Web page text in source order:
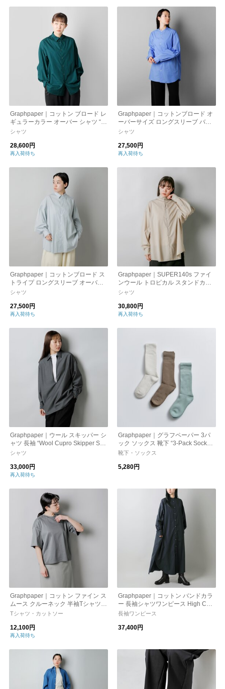
Graphpaper｜コットン ブロード レ
ギュラーカラー オーバー シャツ “Br
oad L/S Oversized Regular Collar
シャツ
28,600円
再入荷待ち
Graphpaper｜コットンブロード オ
ーバーサイズ ロングスリーブ バン
ドカラー シャツ gl231-50087b-c-kk
シャツ
27,500円
再入荷待ち
Graphpaper｜コットンブロード ス
トライプ ロングスリーブ オーバー
サイズ レギュラーカラー シャツ gl
シャツ
27,500円
再入荷待ち
Graphpaper｜SUPER140s ファイ
ンウール トロピカル スタンドカラ
ー シャツ gl223-50244-tr
シャツ
30,800円
再入荷待ち
Graphpaper｜ウール スキッパー シ
ャツ 長袖 “Wool Cupro Skipper Shir
t” gu241-50075-ms
シャツ
33,000円
再入荷待ち
Graphpaper｜グラフペーパー 3パ
ック ソックス 靴下 “3-Pack Socks”
gu261-90286c
靴下・ソックス
5,280円
Graphpaper｜コットン ファイン ス
ムース クルーネック 半袖Tシャツ
“Fine Smooth Crew Neck Tee” gl25
Tシャツ・カットソー
12,100円
再入荷待ち
Graphpaper｜コットン バンドカラ
ー 長袖シャツワンピース High Cou
nt Broad Oversized Band Collar Shi
長袖ワンピース
37,400円